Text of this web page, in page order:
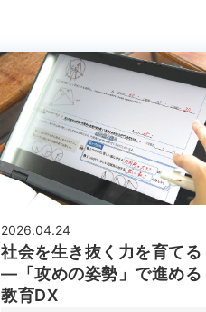
2026.04.24
社会を生き抜く力を育てる
―「攻めの姿勢」で進める
教育DX